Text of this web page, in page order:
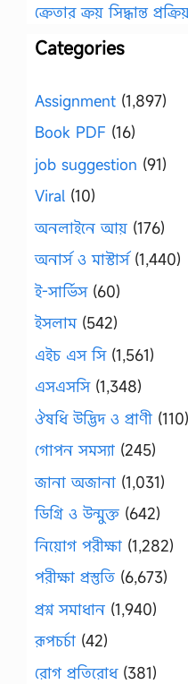
ক্রেতার ক্রয় সিদ্ধান্ত
Categories
Assignment (1,897)
Book PDF (16)
job suggestion (91)
Viral (10)
অনলাইনে আয় (176)
অনার্স ও মাস্টার্স(1,440)
ই-সার্ভিস(60)
ইসলাম(542)
এইচ এস সি(1,561)
এসএসসি(1,348)
ঔষধি উদ্ভিদ ও প্রাণী (110)
গোপন সমস্যা (245)
জানা অজানা (1,031)
ডিগ্রি ও উন্মুক্ত (642)
নিয়োগ পরীক্ষা (1,282)
পরীক্ষা প্রস্তুতি (6,673)
প্রশ্ন সমাধান (1,940)
রূপচর্চা (42)
রোগ প্রতিরোধ(381)